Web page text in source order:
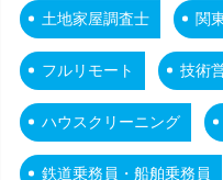
土地家屋調査士 関
フルリモート 技術
ハウスクリーニング
鉄道乗務員・船舶乗務員